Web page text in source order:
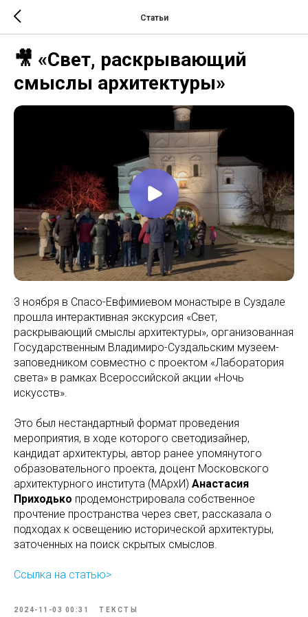
Статьи
🎥 «Свет, раскрывающий
смыслы архитектуры»
3 ноября в Спасо-Евфимиевом монастыре в Суздале
прошла интерактивная экскурсия «Свет,
раскрывающий смыслы архитектуры», организованная
Государственным Владимиро-Суздальским музеем-
заповедником совместно с проектом «Лаборатория
света» в рамках Всероссийской акции «Ночь
искусств».
Это был нестандартный формат проведения
мероприятия, в ходе которого светодизайнер,
кандидат архитектуры, автор ранее упомянутого
образовательного проекта, доцент Московского
архитектурного института (МАрхИ) Анастасия
Приходько продемонстрировала собственное
прочтение пространства через свет, рассказала о
подходах к освещению исторической архитектуры,
заточенных на поиск скрытых смыслов.
Ссылка на статью>
2024-11-03 00:31 ТЕКСТЫ